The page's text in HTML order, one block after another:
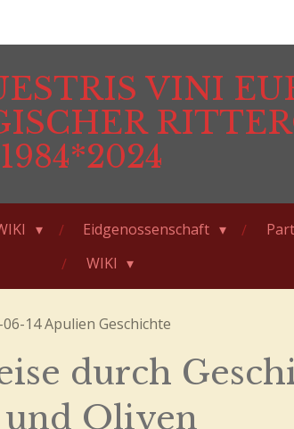
VINI
Eidgenossenschaft
WIKI
06-14 Apulien Geschichte
durch
und Oliven